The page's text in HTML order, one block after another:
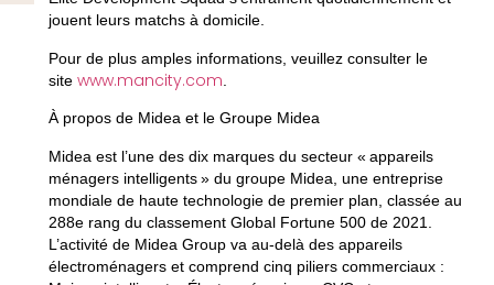
jouent leurs matchs à domicile.
Pour de plus amples informations, veuillez consulter le
site www.mancity.com
À propos de Midea et le Groupe Midea
Midea est l’une des dix marques du secteur « appareils
ménagers intelligents » du groupe Midea, une entreprise
mondiale de haute technologie de premier plan, classée au
288e rang du classement Global Fortune 500 de 2021.
L’activité de Midea Group va au-delà des appareils
électroménagers et comprend cinq piliers commerciaux :